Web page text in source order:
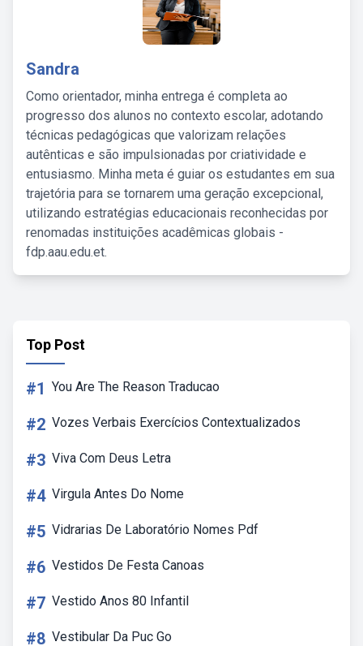
Sandra
Como orientador, minha entrega é completa ao
progresso dos alunos no contexto escolar, adotando
técnicas pedagógicas que valorizam relações
autênticas e são impulsionadas por criatividade e
entusiasmo. Minha meta é guiar os estudantes em sua
trajetória para se tornarem uma geração excepcional,
utilizando estratégias educacionais reconhecidas por
renomadas instituições acadêmicas globais -
fdp.aau.edu.et.
Top Post
#1 You Are The Reason Traducao
#2 Vozes Verbais Exercícios Contextualizados
#3 Viva Com Deus Letra
#4 Virgula Antes Do Nome
#5 Vidrarias De Laboratório Nomes Pdf
#6 Vestidos De Festa Canoas
#7 Vestido Anos 80 Infantil
#8 Vestibular Da Puc Go